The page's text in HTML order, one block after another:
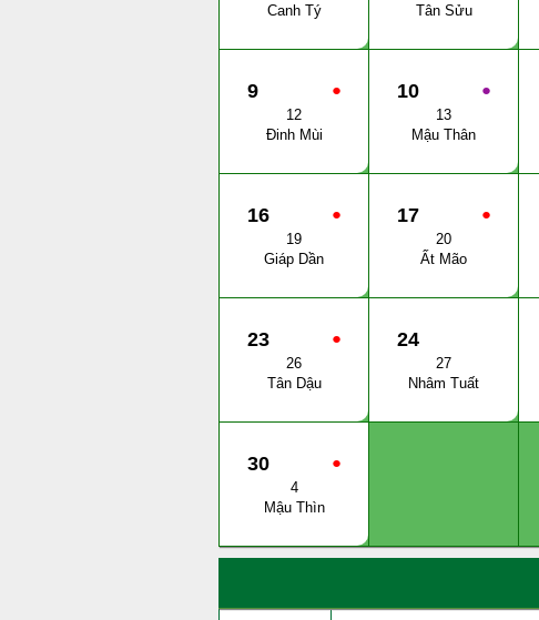
Canh Tý
Tân Sửu
●
9
12
Đinh Mùi
●
10
13
Mậu Thân
●
16
19
Giáp Dần
●
17
20
Ất Mão
●
23
26
Tân Dậu
24
27
Nhâm Tuất
●
30
4
Mậu Thìn